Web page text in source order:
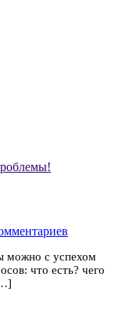
можно с успехом
что есть? чего